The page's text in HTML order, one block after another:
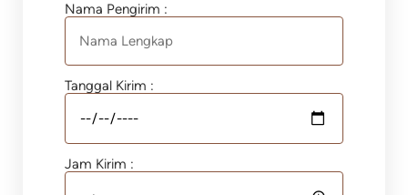
Nama Pengirim :
Tanggal Kirim :
Jam Kirim :